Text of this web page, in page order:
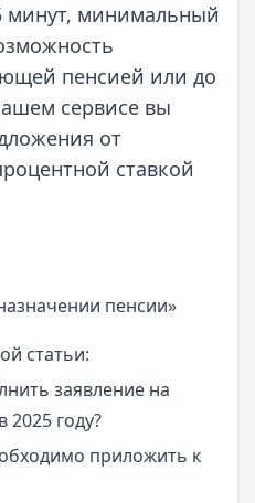
минут, минимальный
пенсией или до
сервисе вы
от
ставкой
пенсии»
статьи:
заявление на
2025 году?
приложить к